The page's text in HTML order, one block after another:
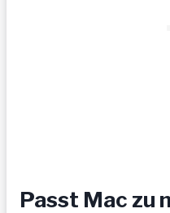
Passt Mac zu